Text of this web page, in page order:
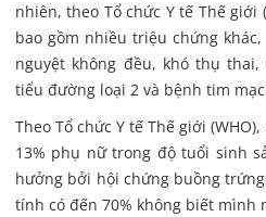
nhiên, theo Tổchức Y tế Thế giới
bao gồm nhiều triệu chứng
nguyệt không đều, khó thụ
tiểu đường loại 2 và bệnh tim
Theo Tổ chức Y tế Thế giới
13% phụ nữ trong độ tuổi sinh
hưởng bởi hội chứng buồng trứng
tính có đến 70% không biết mình